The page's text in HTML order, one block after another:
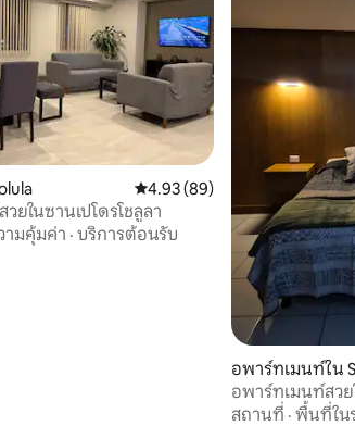
รีวิว
คะแนนเฉลี่ย 4.93 จาก 5, 89 รีวิ
4.93 (89)
ยในซานเปโดรโชลูลา
ามคุ้มค่า · บริการต้อนรับ
อพาร์ทเมนท์ใน
la
อพาร์ทเมนท์สวย
สถานที่ · พื้นที่ใน